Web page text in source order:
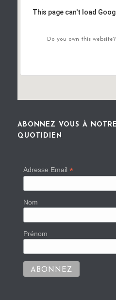
This page can't load
Do you own this website?
ABONNEZ VOUS À
QUOTIDIEN
Adresse Email *
Nom
Prénom